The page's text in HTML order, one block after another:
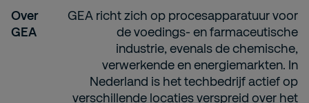
Over
GEA
GEA richt zich op procesapparatuur voor
de voedings- en farmaceutische
industrie, evenals de chemische,
verwerkende en energiemarkten. In
Nederland is het techbedrijf actief op
verschillende locaties verspreid over het